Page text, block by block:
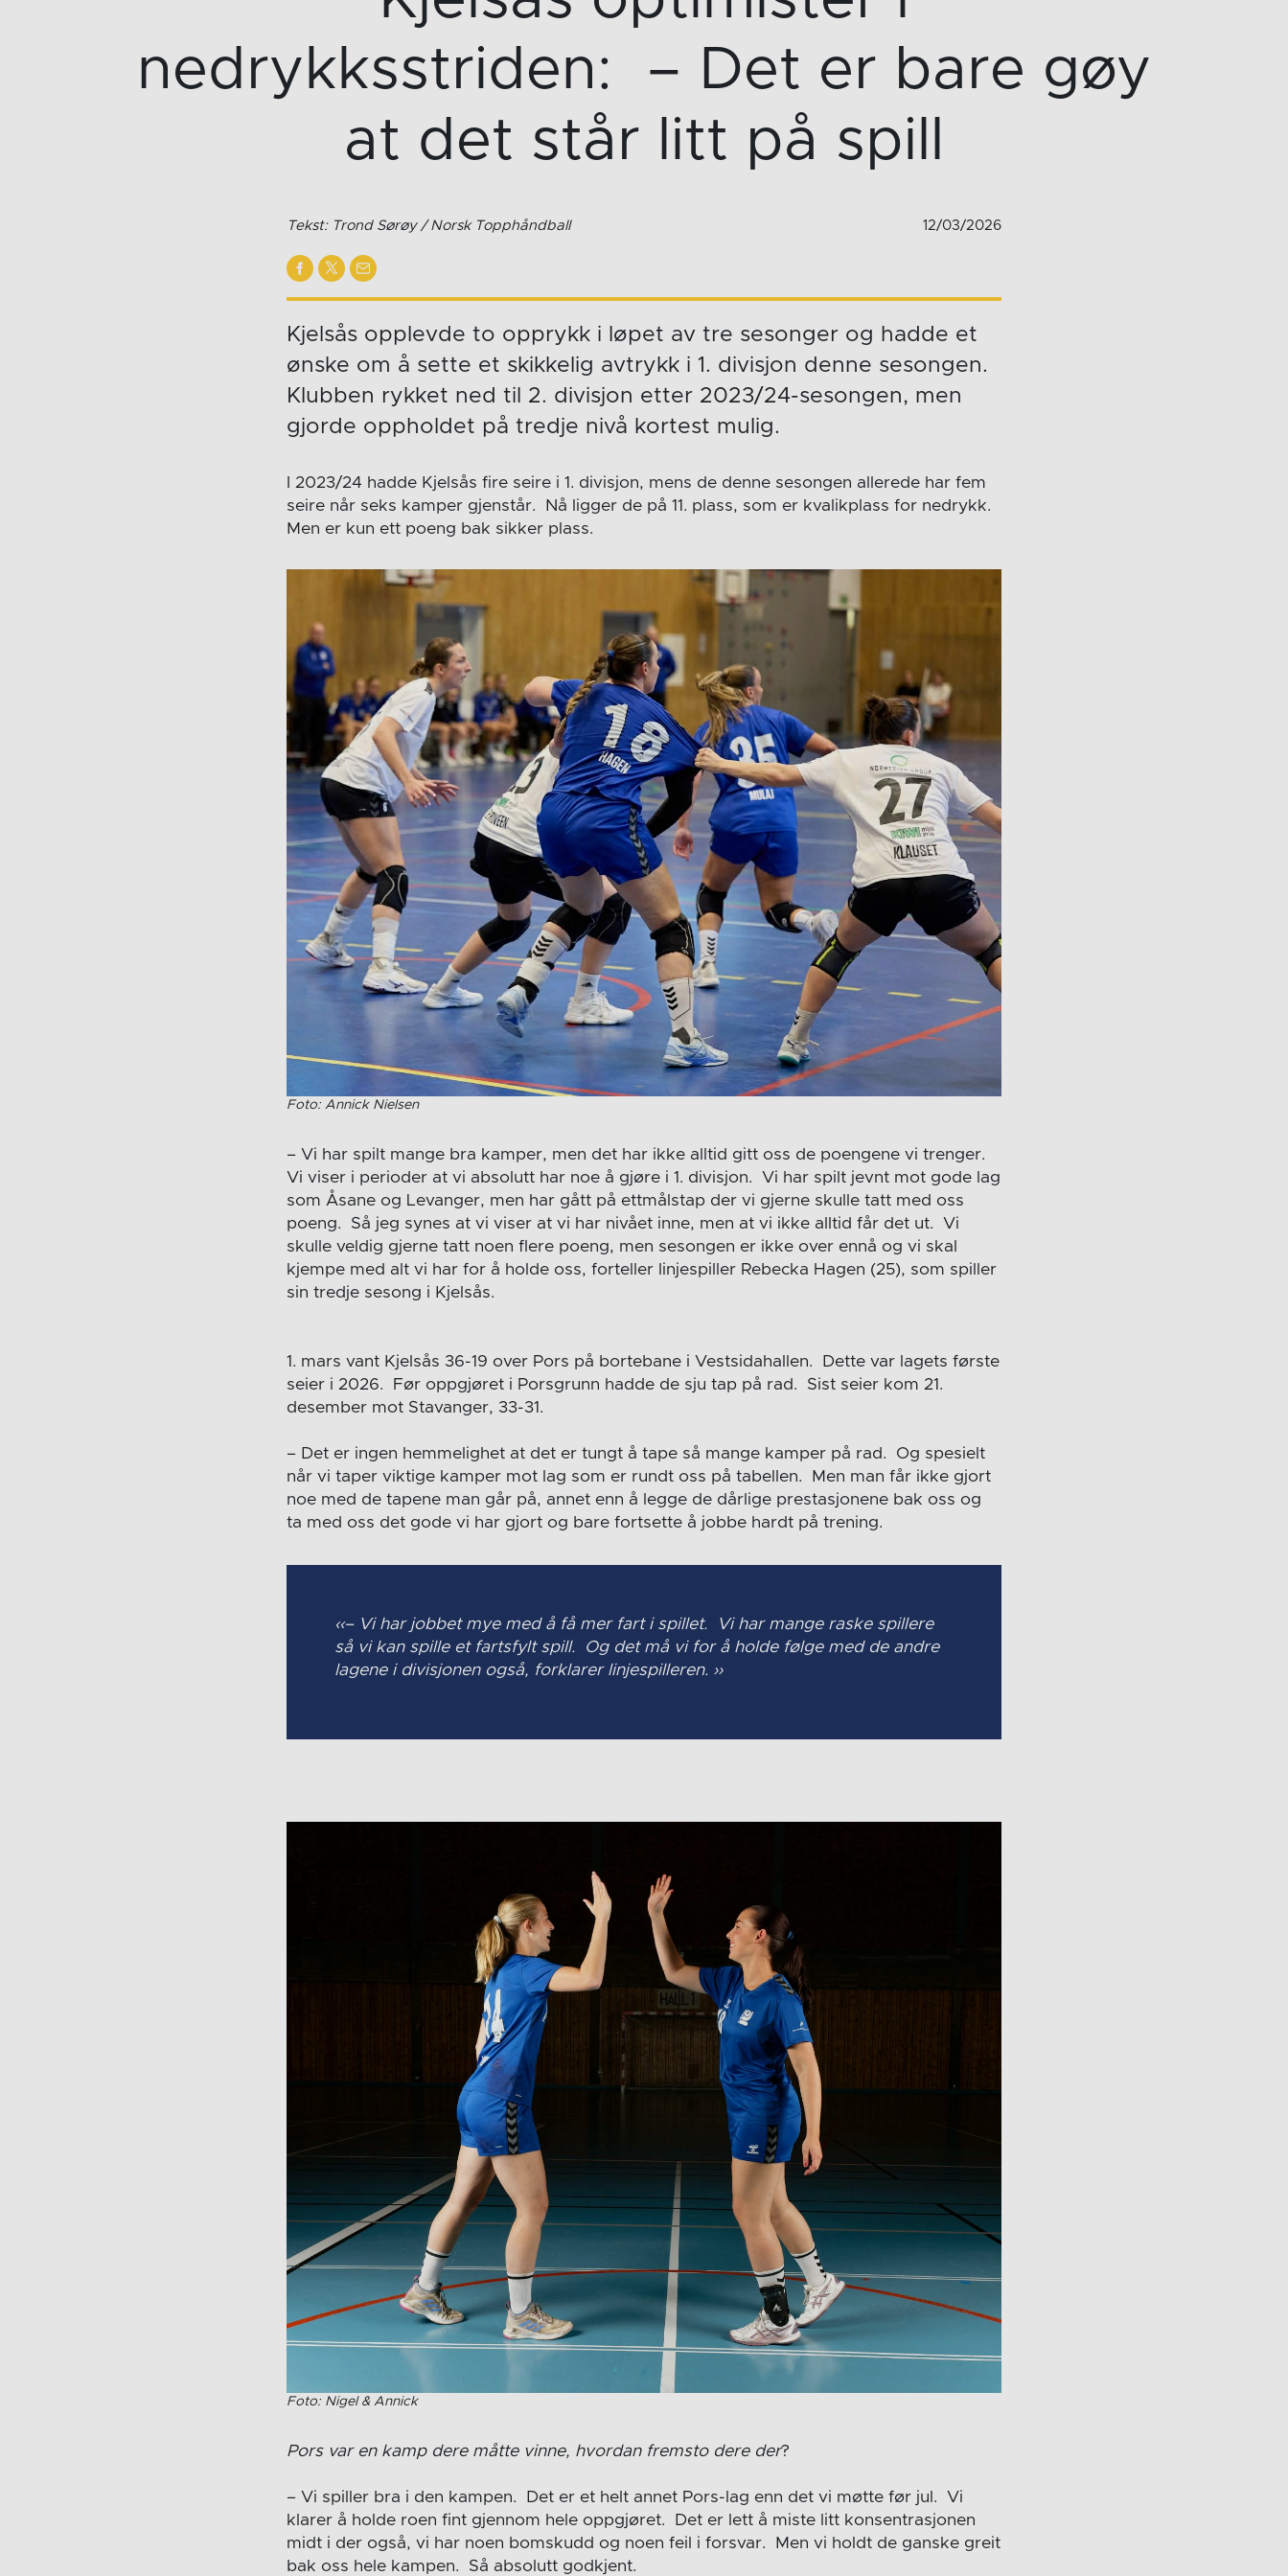
nedrykksstriden: – Det er bare gøy
at det står litt på spill
Tekst: Trond Sørøy / Norsk Topphåndball 12/03/2026
Kjelsås opplevde to opprykk i løpet av tre sesonger og hadde et
ønske om å sette et skikkelig avtrykk i 1. divisjon denne sesongen.
Klubben rykket ned til 2. divisjon etter 2023/24-sesongen, men
gjorde oppholdet på tredje nivå kortest mulig.
I 2023/24 hadde Kjelsås fire seire i 1. divisjon, mens de denne sesongen allerede har fem
seire når seks kamper gjenstår. Nå ligger de på 11. plass, som er kvalikplass for nedrykk.
Men er kun ett poeng bak sikker plass.
Foto: Annick Nielsen
– Vi har spilt mange bra kamper, men det har ikke alltid gitt oss de poengene vi trenger.
Vi viser i perioder at vi absolutt har noe å gjøre i 1. divisjon. Vi har spilt jevnt mot gode lag
som Åsane og Levanger, men har gått på ettmålstap der vi gjerne skulle tatt med oss
poeng. Så jeg synes at vi viser at vi har nivået inne, men at vi ikke alltid får det ut. Vi
skulle veldig gjerne tatt noen flere poeng, men sesongen er ikke over ennå og vi skal
kjempe med alt vi har for å holde oss, forteller linjespiller Rebecka Hagen (25), som spiller
sin tredje sesong i Kjelsås.
1. mars vant Kjelsås 36-19 over Pors på bortebane i Vestsidahallen. Dette var lagets første
seier i 2026. Før oppgjøret i Porsgrunn hadde de sju tap på rad. Sist seier kom 21.
desember mot Stavanger, 33-31.
– Det er ingen hemmelighet at det er tungt å tape så mange kamper på rad. Og spesielt
når vi taper viktige kamper mot lag som er rundt oss på tabellen. Men man får ikke gjort
noe med de tapene man går på, annet enn å legge de dårlige prestasjonene bak oss og
ta med oss det gode vi har gjort og bare fortsette å jobbe hardt på trening.
– Vi har jobbet mye med å få mer fart i spillet. Vi har mange raske spillere
så vi kan spille et fartsfylt spill. Og det må vi for å holde følge med de andre
lagene i divisjonen også, forklarer linjespilleren.
Foto: Nigel & Annick
Pors var en kamp dere måtte vinne, hvordan fremsto dere der?
– Vi spiller bra i den kampen. Det er et helt annet Pors-lag enn det vi møtte før jul. Vi
klarer å holde roen fint gjennom hele oppgjøret. Det er lett å miste litt konsentrasjonen
midt i der også, vi har noen bomskudd og noen feil i forsvar. Men vi holdt de ganske greit
bak oss hele kampen. Så absolutt godkjent.